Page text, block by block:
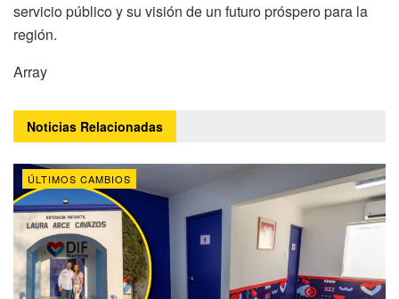
servicio público y su visión de un futuro próspero para la
región.
Array
Noticias Relacionadas
ÚLTIMOS CAMBIOS